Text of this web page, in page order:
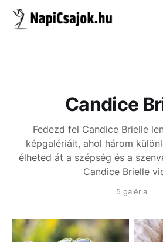
Candice
Fedezd fel Candice Brielle
képgalériáit, ahol három
élheted át a szépség és a
Candice Brielle
5 galéria